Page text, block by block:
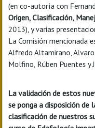
(en co-autoría con
Origen, Clasificación,
2013), y varias
La Comisión mencionada
Alfredo Altamirano,
Molfino, Rúben Puentes y
La validación de estos
se ponga a disposición de
clasificación de nuestros